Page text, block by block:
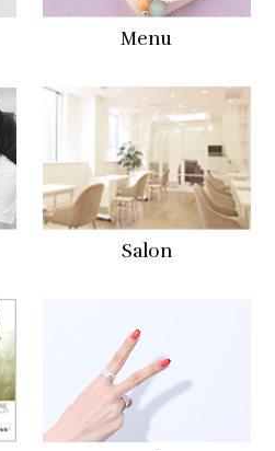
Menu
Salon